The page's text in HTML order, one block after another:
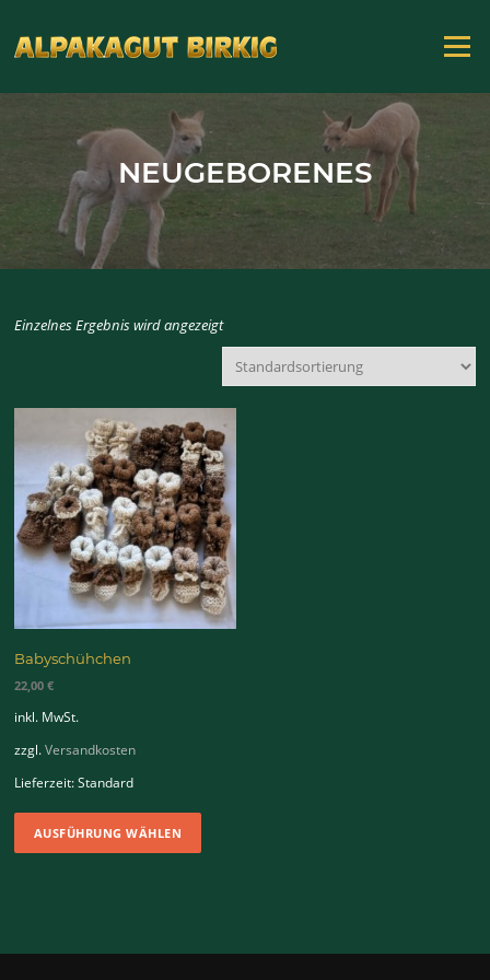
Inhalt
springen
Menü
NEUGEBORENES
Einzelnes Ergebnis wird angezeigt
Babyschühchen
22,00€
inkl. MwSt.
zzgl.Versandkosten
Lieferzeit:Standard
AUSFÜHRUNG WÄHLEN
Dieses
weist
Die